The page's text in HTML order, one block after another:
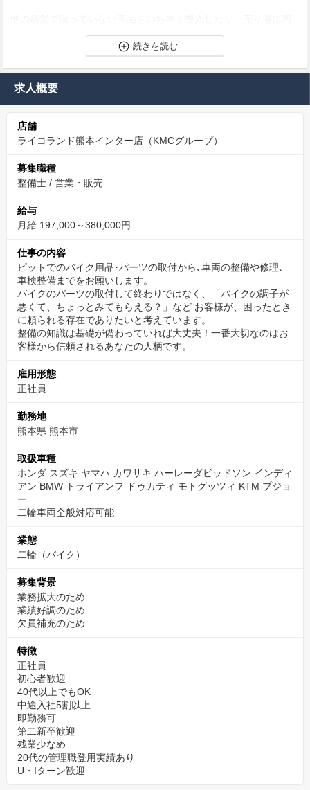
しても自由度が高いので、バイク好きにはたまらない環境です。
金銭と時間的な支援がある、整備士資格取得支援制度
スタッフの整備士資格の取得を会社としてしっかり支援していま
「金銭的支援」＋「時間の支援」を行いスタッフの資格取得、ス
キルの向上をはかっています。
【金銭的支援】
社で負担して、スタッフの資格取得を支援しています。
【時間的支援】
自動車整備振興会の技術教習所（教場）に通えるようにシフトの
調整や仕事内容の調整を行います。
また、教習所で授業を受けている時間は、勤務時間として給料が
しっかり支払われます。
しっかりと休みながら無理なく働ける
月に8日〜9日休めるシフト制だから、自分の時間も大切にできま
す。
有給休暇をとって連休を取るスタッフも多いので、メリハリをつ
けて働くことができます。
お客様や同僚とのツーリングやプロレーサーを招いてのイベント
企画等も行うので、より多くのお客様やバイク関連スタッフと交
ありませんよ！
カスタムや旧車の整備も対応。全店「認証工場」取得
す。当社は現行車や旧車の一般整備、車検整備はもちろんです
が、現行車のカスタム、旧車のカスタムやレストア、オーバーホ
ール等の業務もあり、整備士のスキルを存分に発揮する場があり
設備面に関しても何か足りない物や不便なことがあれば、上司に
すぐに相談できる雰囲気なので言いやすい環境があります。
年齢ではなく仕事で評価され、若くても抜擢される職
場環境
年齢関係なく、やればやった分だけ、成果を残した、結果を出し
求人概要
店舗
ライコランド熊本インター店（KMCグループ）
募集職種
整備士 / 営業・販売
給与
月給 197,000～380,000円
仕事の内容
ピットでのバイク用品･パーツの取付から､車両の整備や修理､
車検整備までをお願いします。
バイクのパーツの取付して終わりではなく、「バイクの調子が
悪くて、ちょっとみてもらえる？」など お客様が、困ったとき
に頼られる存在でありたいと考えています。
整備の知識は基礎が備わっていれば大丈夫！一番大切なのはお
客様から信頼されるあなたの人柄です。
雇用形態
正社員
勤務地
熊本県 熊本市
取扱車種
ホンダ スズキ ヤマハ カワサキ ハーレーダビッドソン インディ
アン BMW トライアンフ ドゥカティ モトグッツィ KTM プジョ
ー
二輪車両全般対応可能
業態
二輪（バイク）
募集背景
業務拡大のため
業績好調のため
欠員補充のため
特徴
正社員
初心者歓迎
40代以上でもOK
中途入社5割以上
即勤務可
第二新卒歓迎
残業少なめ
20代の管理職登用実績あり
U・Iターン歓迎